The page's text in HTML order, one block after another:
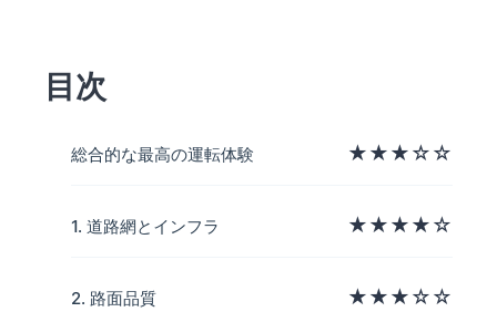
目次
総合的な最高の運転体験 ★★★☆☆
1. 道路網とインフラ ★★★★☆
2. 路面品質 ★★★☆☆